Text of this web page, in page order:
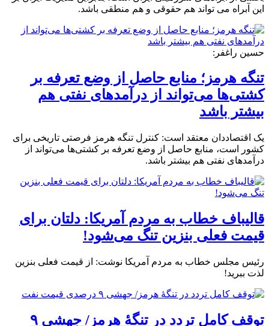
این آبراه می تواند هم حقوقی و هم منطقی باشد.
حسین راغفر:
تنگه هرمز؛ منابع حاصل از وضع تعرفه بر
کشتی‌ها می‌تواند از درآمدهای نفتی هم
بیشتر باشد
یک اقتصاددان معتقد است: کنترل تنگه هرمز فرصتی تاریخی برای
کشور است، منابع حاصل از وضع تعرفه بر کشتی‌ها می‌تواند از
درآمدهای نفتی هم بیشتر باشد.
قالیباف خطاب به مردم آمریکا: دلتان برای
قیمت فعلی بنزین تنگ می‌شود!
رئیس مجلس خطاب به مردم آمریکا نوشت: از قیمت فعلی بنزین
لذت ببرید!
توقف کامل تردد در تنگۀ هرمز/ جهشی ۹